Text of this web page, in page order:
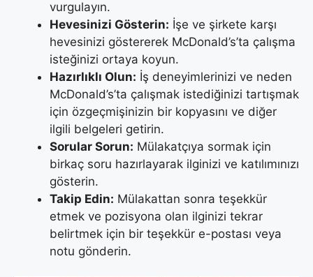
vurgulayın.
Hevesinizi Gösterin: İşe ve şirkete karşı
hevesinizi göstererek McDonald’s’ta çalışma
isteğinizi ortaya koyun.
Hazırlıklı Olun: İş deneyimlerinizi ve neden
McDonald’s’ta çalışmak istediğinizi tartışmak
için özgeçmişinizin bir kopyasını ve diğer
ilgili belgeleri getirin.
Sorular Sorun: Mülakatçıya sormak için
birkaç soru hazırlayarak ilginizi ve katılımınızı
gösterin.
Takip Edin: Mülakattan sonra teşekkür
etmek ve pozisyona olan ilginizi tekrar
belirtmek için bir teşekkür e-postası veya
notu gönderin.